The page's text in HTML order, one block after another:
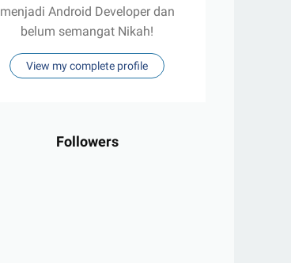
menjadi Android Developer dan
belum semangat Nikah!
View my complete profile
Followers